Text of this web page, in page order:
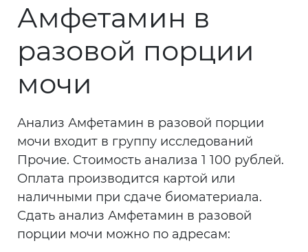
Амфетамин в
разовой порции
мочи
Анализ Амфетамин в разовой порции
мочи входит в группу исследований
Прочие. Стоимость анализа 1 100 рублей.
Оплата производится картой или
наличными при сдаче биоматериала.
Сдать анализ Амфетамин в разовой
порции мочи можно по адресам: